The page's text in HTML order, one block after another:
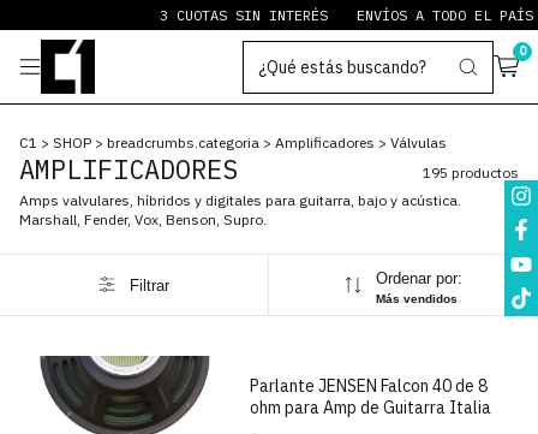
3 CUOTAS SIN INTERÉS ENVÍOS A TODO EL PAÍS PAYPAL
0
C1 > SHOP > breadcrumbs.categoria > Amplificadores > Válvulas
AMPLIFICADORES
195 productos
Amps valvulares, híbridos y digitales para guitarra, bajo y acústica.
Marshall, Fender, Vox, Benson, Supro.
Filtrar Ordenar por:
Más vendidos
Parlante JENSEN Falcon 40 de 8
ohm para Amp de Guitarra Italia